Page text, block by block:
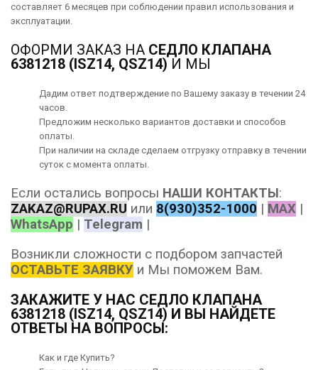
составляет 6 месяцев при соблюдении правил использования и
эксплуатации.
ОФОРМИ ЗАКАЗ НА СЕДЛО КЛАПАНА
6381218 (ISZ14, QSZ14) И МЫ
Дадим ответ подтверждение по Вашему заказу в течении 24
часов.
Предложим несколько вариантов доставки и способов
оплаты
При наличии на складе сделаем отгрузку отправку в течении
суток с момента оплаты.
Если остались вопросы НАШИ КОНТАКТЫ:
ZAKAZ@RUPAX.RU или 8(930)352-1000 | MAX |
WhatsApp | Telegram |
Возникли сложности с подбором запчастей
ОСТАВЬТЕ ЗАЯВКУ и Мы поможем Вам.
ЗАКАЖИТЕ У НАС СЕДЛО КЛАПАНА
6381218 (ISZ14, QSZ14) И ВЫ НАЙДЕТЕ
ОТВЕТЫ НА ВОПРОСЫ:
Как и где Купить?